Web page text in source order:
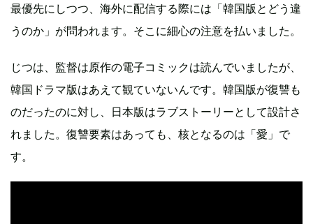
最優先にしつつ、海外に配信する際には「韓国版とどう違
うのか」が問われます。そこに細心の注意を払いました。
じつは、監督は原作の電子コミックは読んでいましたが、
韓国ドラマ版はあえて観ていないんです。韓国版が復讐も
のだったのに対し、日本版はラブストーリーとして設計さ
れました。復讐要素はあっても、核となるのは「愛」で
す。